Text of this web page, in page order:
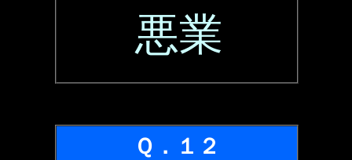
悪業
Ｑ．１２